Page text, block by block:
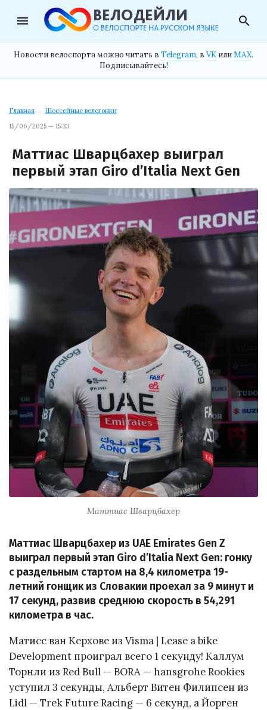
menu search
Новости велоспорта можно читать в Telegram, в VK илиMAX.
Подписывайтесь!
Главная → Шоссейные велогонки
15/06/2025 — 15:33
Маттиас Шварцбахер выиграл
первый этап Giro d’Italia Next Gen
Маттиас Шварцбахер
Маттиас Шварцбахер из UAE Emirates Gen Z
выиграл первый этап Giro d’Italia Next Gen: гонку
с раздельным стартом на 8,4 километра 19-
летний гонщик из Словакии проехал за 9 минут и
17 секунд, развив среднюю скорость в 54,291
километра в час.
Матисс ван Керхове из Visma | Lease a bike
Development проиграл всего 1 секунду! Каллум
Торнли из Red Bull — BORA — hansgrohe Rookies
уступил 3 секунды, Альберт Витен Филипсен из
Lidl — Trek Future Racing — 6 секунд, а Йорген